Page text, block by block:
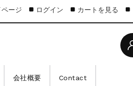
会社概要 Contact
ページ ログイン カートを見る